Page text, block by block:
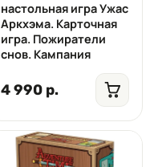
настольная игра Ужас
Аркхэма. Карточная
игра. Пожиратели
снов. Кампания
4 990 р.